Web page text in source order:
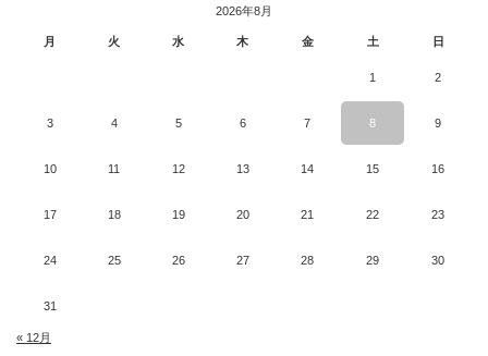
2026年8月
月 火 水 木 金 土 日
1 2
3 4 5 6 7 8 9
10 11 12 13 14 15 16
17 18 19 20 21 22 23
24 25 26 27 28 29 30
31
« 12月